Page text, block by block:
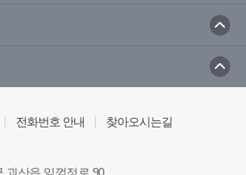
전화번호 안내
찾아오시는길
괴산읍 임꺽정로 90